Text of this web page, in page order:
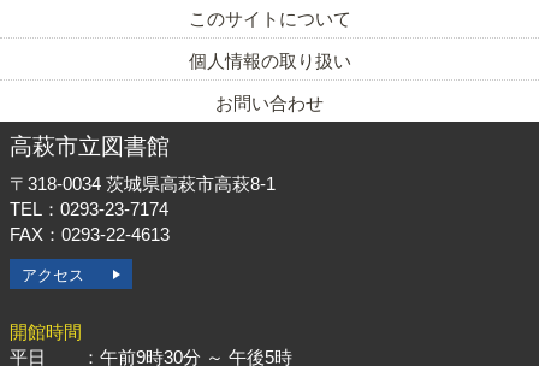
このサイトについて
個人情報の取り扱い
お問い合わせ
高萩市立図書館
〒318-0034 茨城県高萩市高萩8-1
TEL：0293-23-7174
FAX：0293-22-4613
アクセス
開館時間
平日 ：午前9時30分 ～ 午後5時